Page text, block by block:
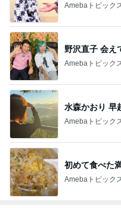
Amebaトピック
野沢直子 会え
Amebaトピック
水森かおり 早
Amebaトピック
初めて食べた
Amebaトピック